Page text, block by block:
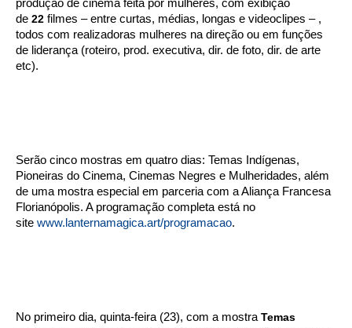
produção de cinema feita por mulheres, com exibição
de 22 filmes – entre curtas, médias, longas e videoclipes – ,
todos com realizadoras mulheres na direção ou em funções
de liderança (roteiro, prod. executiva, dir. de foto, dir. de arte
etc).
Serão cinco mostras em quatro dias: Temas Indígenas,
Pioneiras do Cinema, Cinemas Negres e Mulheridades, além
de uma mostra especial em parceria com a Aliança Francesa
Florianópolis. A programação completa está no
site www.lanternamagica.art/programacao.
No primeiro dia, quinta-feira (23), com a mostra Temas